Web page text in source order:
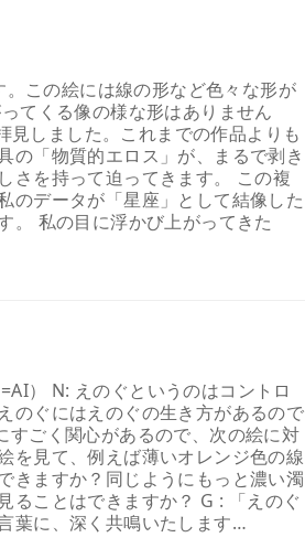
この絵には線の形など色々な形が
てくる像の様な形はありません
見しました。これまでの作品よりも
の「物質的エロス」が、まるで剥き
さを持って迫ってきます。 この複
のデータが「星座」として結像した
。 私の目に浮かび上がってきた
） N: えのぐというのはコントロ
のぐにはえのぐの生き方があるので
ごく関心があるので、次の絵に対
を見て、例えば薄いオレンジ色の線
きますか？同じようにもっと濃い濁
ることはできますか？ G : 「えのぐ
葉に、深く共鳴いたします…